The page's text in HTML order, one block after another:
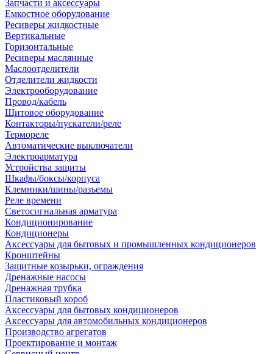
Запчасти и аксессуары
Емкостное оборудование
Ресиверы жидкостные
Вертикальные
Горизонтальные
Ресиверы маслянные
Маслоотделители
Отделители жидкости
Электрооборудование
Провод/кабель
Щитовое оборудование
Контакторы/пускатели/реле
Термореле
Автоматические выключатели
Электроарматура
Устройства защиты
Шкафы/боксы/корпуса
Клемники/шины/разъемы
Реле времени
Светосигнальная арматура
Кондиционирование
Кондиционеры
Аксессуары для бытовых и промышленных кондиционеров
Кронштейны
Защитные козырьки, ограждения
Дренажные насосы
Дренажная трубка
Пластиковый короб
Аксессуары для бытовых кондиционеров
Аксессуары для автомобильных кондиционеров
Производство агрегатов
Проектирование и монтаж